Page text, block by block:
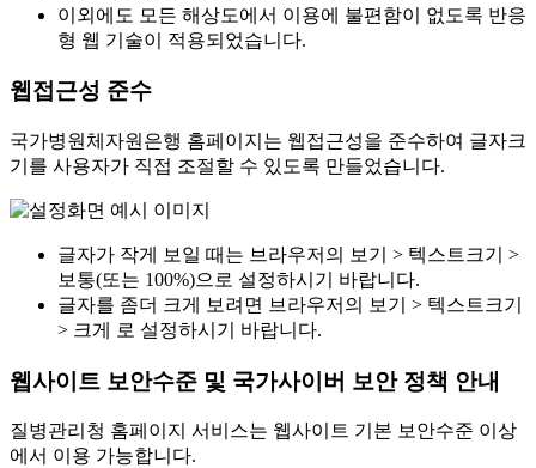
이외에도 모든 해상도에서 이용에 불편함이 없도록 반응
형 웹 기술이 적용되었습니다.
웹접근성 준수
국가병원체자원은행 홈페이지는 웹접근성을 준수하여 글자크
기를 사용자가 직접 조절할 수 있도록 만들었습니다.
글자가 작게 보일 때는 브라우저의 보기 > 텍스트크기 >
보통(또는 100%)으로 설정하시기 바랍니다.
글자를 좀더 크게 보려면 브라우저의 보기 > 텍스트크기
> 크게 로 설정하시기 바랍니다.
웹사이트 보안수준 및 국가사이버 보안 정책 안내
질병관리청 홈페이지 서비스는 웹사이트 기본 보안수준 이상
에서 이용 가능합니다.